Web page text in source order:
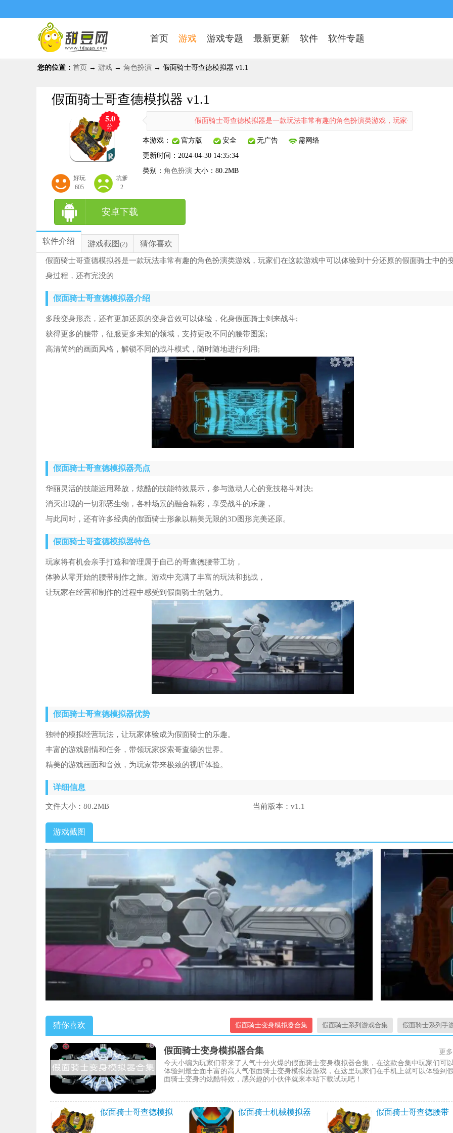
首页 游戏 游戏专题 最新更新 软件 软件专题
您的位置： 首页 → 游戏 → 角色扮演 → 假面骑士哥查德模拟器 v1.1
假面骑士哥查德模拟器 v1.1
5.0
分
好玩
605
坑爹
2
假面骑士哥查德模拟器是一款玩法非常有趣的角色扮演类游戏，玩家们在这款游戏中可以
本游戏： 官方版 安全 无广告
需网络
更新时间： 2024-04-30 14:35:34
类别： 角色扮演 大小： 80.2MB
安卓下载
软件介绍 游戏截图 (2) 猜你喜欢
假面骑士哥查德模拟器是一款玩法非常有趣的角色扮演类游戏，玩家们在这款游戏中可以体验到十分还原的假面骑士中的
身过程，还有完没的
假面骑士哥查德模拟器介绍
多段变身形态，还有更加还原的变身音效可以体验，化身假面骑士剑来战斗;
获得更多的腰带，征服更多未知的领域，支持更改不同的腰带图案;
高清简约的画面风格，解锁不同的战斗模式，随时随地进行利用;
假面骑士哥查德模拟器亮点
华丽灵活的技能运用释放，炫酷的技能特效展示，参与激动人心的竞技格斗对决;
消灭出现的一切邪恶生物，各种场景的融合精彩，享受战斗的乐趣，
与此同时，还有许多经典的假面骑士形象以精美无限的3D图形完美还原。
假面骑士哥查德模拟器特色
玩家将有机会亲手打造和管理属于自己的哥查德腰带工坊，
体验从零开始的腰带制作之旅。游戏中充满了丰富的玩法和挑战，
让玩家在经营和制作的过程中感受到假面骑士的魅力。
假面骑士哥查德模拟器优势
独特的模拟经营玩法，让玩家体验成为假面骑士的乐趣。
丰富的游戏剧情和任务，带领玩家探索哥查德的世界。
精美的游戏画面和音效，为玩家带来极致的视听体验。
详细信息
文件大小： 80.2MB 当前版本： v1.1
游戏截图
猜你喜欢 假面骑士变身模拟器合集 假面骑士系列游戏合集 假面骑士系列手
假面骑士变身模拟器合集
更
今天小编为玩家们带来了人气十分火爆的假面骑士变身模拟器合集，在这款合集中玩家们可
体验到最全面丰富的高人气假面骑士变身模拟器游戏，在这里玩家们在手机上就可以体验到
面骑士变身的炫酷特效，感兴趣的小伙伴就来本站下载试玩吧！
假面骑士哥查德模拟
假面骑士机械模拟器
假面骑士哥查德腰带